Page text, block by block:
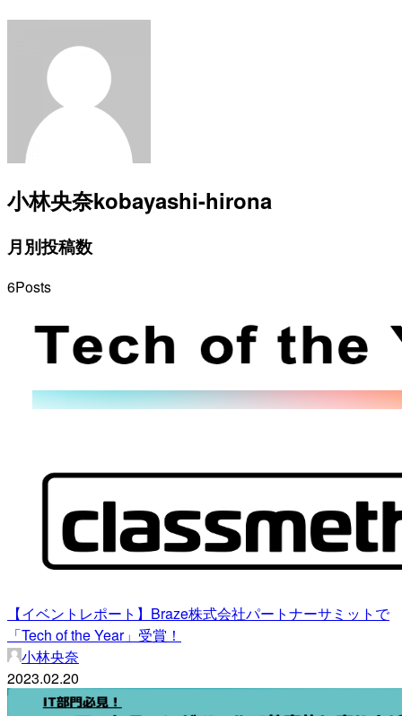
小林央奈kobayashi-hirona
月別投稿数
6Posts
【イベントレポート】Braze株式会社パートナーサミットで
「Tech of the Year」受賞！
小林央奈
2023.02.20